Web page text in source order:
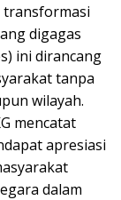
transformasi
digagas
ini dirancang
tanpa
wilayah.
mencatat
apresiasi
dalam